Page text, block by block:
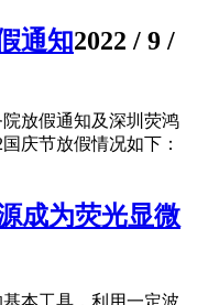
通知2022 / 9 /
放假通知及深圳荧鸿
庆节放假情况如下：
成为荧光显微
本工具，利用一定波